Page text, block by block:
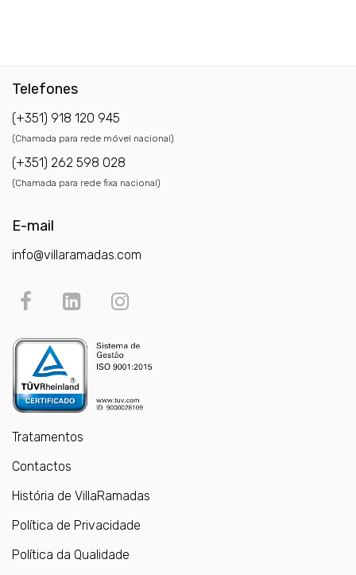
Telefones
(+351) 918 120 945
(Chamada para rede móvel nacional)
(+351) 262 598 028
(Chamada para rede fixa nacional)
E-mail
info@villaramadas.com
Tratamentos
Contactos
História de VillaRamadas
Política de Privacidade
Política da Qualidade